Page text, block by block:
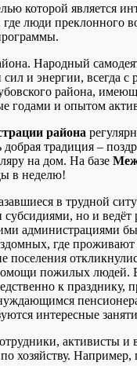
которой
люди преклонного
Народный
и энергии,
района,
годами и опытом
района
традиция –
на дом. На базе
в неделю!
в трудной
субсидиями, но и
администрациями
где
поселения
пожилых людей.
к празднику,
интересные
активисты и
хозяйству.